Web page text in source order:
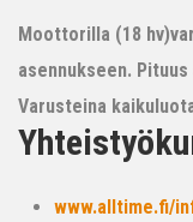
Moottorilla (18
asennukseen.
Varusteina
www.alltime.fi/